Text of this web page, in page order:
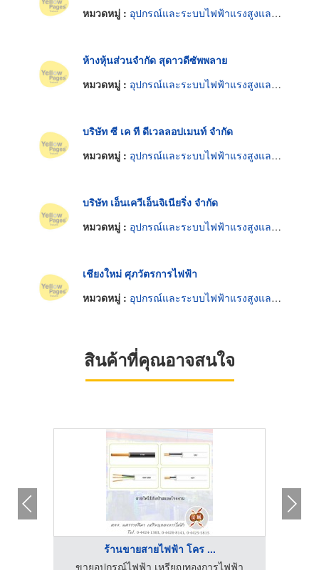
หมวดหมู่ : อุปกรณ์และระบบไฟฟ้าแรงสูงและแรงต่ำ
ห้างหุ้นส่วนจำกัด สุดาวดีซัพพลาย
หมวดหมู่ : อุปกรณ์และระบบไฟฟ้าแรงสูงและแรงต่ำ
บริษัท ซี เค ที ดีเวลลอปเมนท์ จำกัด
หมวดหมู่ : อุปกรณ์และระบบไฟฟ้าแรงสูงและแรงต่ำ
บริษัท เอ็นเควีเอ็นจิเนียริ่ง จำกัด
หมวดหมู่ : อุปกรณ์และระบบไฟฟ้าแรงสูงและแรงต่ำ
เชียงใหม่ ศุภวัตรการไฟฟ้า
หมวดหมู่ : อุปกรณ์และระบบไฟฟ้าแรงสูงและแรงต่ำ
สินค้าที่คุณอาจสนใจ
ร้านขายสายไฟฟ้า โคร ...
ขายอุปกรณ์ไฟฟ้า เหรียญทองการไฟฟ้า